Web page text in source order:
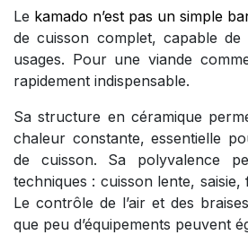
Le kamado n’est pas un simple
de cuisson complet, capable de
usages. Pour une viande
rapidement indispensable.
Sa structure en céramique
chaleur constante, essentielle
de cuisson. Sa polyvalence
techniques : cuisson lente, saisie,
Le contrôle de l’air et des
que peu d’équipements peuvent